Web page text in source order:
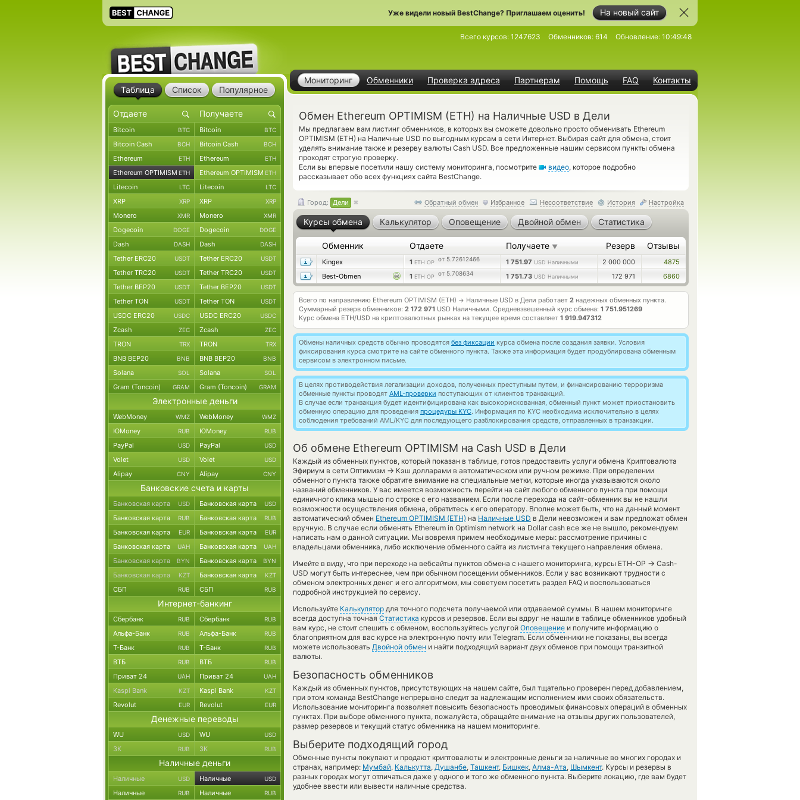
На новый сайт
Уже видели новый BestChange? Приглашаем оценить!
Мониторинг Обменники Проверка адреса Партнерам Помощь FAQ Контакты
Всего курсов: 1247623 Обменников: 614 Обновление: 10:49:48
Обмен Ethereum OPTIMISM (ETH) на Наличные USD в Дели
Мы предлагаем вам листинг обменников, в которых вы сможете довольно просто обменивать Ethereum
OPTIMISM (ETH) на Наличные USD по выгодным курсам в сети Интернет. Выбирая сайт для обмена, стоит
уделять внимание также и резерву валюты Cash USD. Все предложенные нашим сервисом пункты обмена
проходят строгую проверку.
Если вы впервые посетили нашу систему мониторинга, посмотрите
видео, которое подробно
рассказывает обо всех функциях сайта BestChange.
Обратный обмен Избранное Несоответствие История Настройка
Город: Дели
Курсы обмена Калькулятор Оповещение Двойной обмен Статистика
Обменник Отдаете Получаете ▼ Резерв Отзывы
Kingex 1 ETH OP от 5.72612466 1 751.97 USD Наличными 2 000 000
4875
Best-Obmen
1 ETH OP от 5.708634 1 751.73 USD Наличными 172 971 6860
Всего по направлению Ethereum OPTIMISM (ETH) → Наличные USD в Дели работает 2 надежных обменных пункта.
Суммарный резерв обменников: 2 172 971 USD Наличными. Средневзвешенный курс обмена: 1 751.951269
Курс обмена ETH/USD на криптовалютных рынках на текущее время составляет 1 919.947312
Обмены наличных средств обычно проводятся без фиксации курса обмена после создания заявки. Условия
фиксирования курса смотрите на сайте обменного пункта. Также эта информация будет продублирована обменным
сервисом в электронном письме.
В целях противодействия легализации доходов, полученных преступным путем, и финансированию терроризма
обменные пункты проводят AML-проверки поступающих от клиентов транзакций.
В случае если транзакция будет идентифицирована как высокорискованная, обменный пункт может приостановить
обменную операцию для проведения процедуры KYC. Информация по KYC необходима исключительно в целях
соблюдения требований AML/KYC для последующего разблокирования средств, отправленных в транзакции.
Об обмене Ethereum OPTIMISM на Cash USD в Дели
Каждый из обменных пунктов, который показан в таблице, готов предоставить услуги обмена Криптовалюта
Эфириум в сети Оптимизм → Кэш долларами в автоматическом или ручном режиме. При определении
обменного пункта также обратите внимание на специальные метки, которые иногда указываются около
названий обменников. У вас имеется возможность перейти на сайт любого обменного пункта при помощи
единичного клика мышью по строке с его названием. Если после перехода на сайт-обменник вы не нашли
возможности осуществления обмена, обратитесь к его оператору. Вполне может быть, что на данный момент
автоматический обмен Ethereum OPTIMISM (ETH) на Наличные USD в Дели невозможен и вам предложат обмен
вручную. В случае если обменять Ethereum in Optimism network на Dollar cash все же не вышло, рекомендуем
написать нам о данной ситуации. Мы вовремя примем необходимые меры: рассмотрение причины с
владельцами обменника, либо исключение обменного сайта из листинга текущего направления обмена.
Имейте в виду, что при переходе на вебсайты пунктов обмена с нашего мониторинга, курсы ETH-OP → Cash-
USD могут быть интереснее, чем при обычном посещении обменников. Если у вас возникают трудности с
обменом электронных денег и его алгоритмом, мы советуем посетить раздел FAQ и воспользоваться
подробной инструкцией по сервису.
Используйте Калькулятор для точного подсчета получаемой или отдаваемой суммы. В нашем мониторинге
всегда доступна точная Статистика курсов и резервов. Если вы вдруг не нашли в таблице обменников удобный
вам курс, не стоит спешить с обменом, воспользуйтесь услугой Оповещение и получите информацию о
благоприятном для вас курсе на электронную почту или Telegram. Если обменники не показаны, вы всегда
можете использовать Двойной обмен и найти подходящий вариант двух обменов при помощи транзитной
валюты.
Безопасность обменников
Каждый из обменных пунктов, присутствующих на нашем сайте, был тщательно проверен перед добавлением,
при этом команда BestChange непрерывно следит за надлежащим исполнением ими своих обязательств.
Использование мониторинга позволяет повысить безопасность проводимых финансовых операций в обменных
пунктах. При выборе обменного пункта, пожалуйста, обращайте внимание на отзывы других пользователей,
размер резервов и текущий статус обменника на нашем мониторинге.
Выберите подходящий город
Обменные пункты покупают и продают криптовалюты и электронные деньги за наличные во многих городах и
странах, например: Мумбай, Калькутта, Душанбе, Ташкент, Бишкек, Алма-Ата, Шымкент. Курсы и резервы в
разных городах могут отличаться даже у одного и того же обменного пункта. Выберите локацию, где вам будет
удобнее ввести или вывести наличные средства.
Таблица Список Популярное
Bitcoin BTC Bitcoin BTC
Bitcoin Cash BCH Bitcoin Cash BCH
Ethereum ETH Ethereum ETH
Ethereum OPTIMISM ETH Ethereum OPTIMISM ETH
Litecoin LTC Litecoin LTC
XRP XRP XRP XRP
Monero XMR Monero XMR
Dogecoin DOGE Dogecoin DOGE
Dash DASH Dash DASH
Tether ERC20 USDT Tether ERC20 USDT
Tether TRC20 USDT Tether TRC20 USDT
Tether BEP20 USDT Tether BEP20 USDT
Tether TON USDT Tether TON USDT
USDC ERC20 USDC USDC ERC20 USDC
Zcash ZEC Zcash ZEC
TRON TRX TRON TRX
BNB BEP20 BNB BNB BEP20 BNB
Solana SOL Solana SOL
Gram (Toncoin) GRAM Gram (Toncoin) GRAM
Электронные деньги
WebMoney WMZ WebMoney WMZ
ЮMoney RUB ЮMoney RUB
PayPal USD PayPal USD
Volet USD Volet USD
Alipay CNY Alipay CNY
Банковские счета и карты
Банковская карта USD Банковская карта USD
Банковская карта RUB Банковская карта RUB
Банковская карта EUR Банковская карта EUR
Банковская карта UAH Банковская карта UAH
Банковская карта BYN Банковская карта BYN
Банковская карта KZT Банковская карта KZT
СБП RUB СБП RUB
Интернет-банкинг
Сбербанк RUB Сбербанк RUB
Альфа-Банк RUB Альфа-Банк RUB
Т-Банк RUB Т-Банк RUB
ВТБ RUB ВТБ RUB
Приват 24 UAH Приват 24 UAH
Kaspi Bank KZT Kaspi Bank KZT
Revolut EUR Revolut EUR
Денежные переводы
WU USD WU USD
ЗК RUB ЗК RUB
Наличные деньги
Наличные USD Наличные USD
Наличные RUB Наличные RUB